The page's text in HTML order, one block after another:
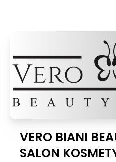
VERO BIANI
SALON